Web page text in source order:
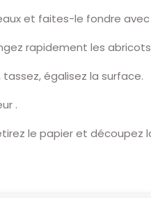
et faites-le fondre
rapidement les
égalisez la surface.
.
le papier et découpez